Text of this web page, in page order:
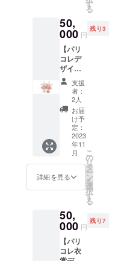
程が決
まり次
第お早
めのご
予約を
オスス
メして
おりま
す。 ※
衣裳を
レンタ
ルした
際の往
復送料
は別途
掛かり
ます。
示いた
だく形
となり
ます。
※衣裳の
一覧、
サイズ
につい
ては当
ブラン
ドのHP
をご覧
くださ
い。 ※
通常の
含め、
注文を
いた順
に受注
いたし
ますの
で、ご
希望の
・メー
ルは
2023年
1月中に
ご入力
頂いた
アドレ
スへお
送りす
る予定
です。
※衣裳の
一覧、
サイズ
につい
ブラン
ドのHP
い。 ※
通常の
注文も
含め、
注文を
いたし
ます。
・お礼
のメッ
セージ
をメー
ルにて
お送り
させて
いただ
きま
す。 ☆
お届け
予定：
・ハイ
は2023
年1月1
12月31
日まで
掲載す
る予定
です。
トをお
送りい
たしま
す。 利
用チ
ケット
は１枚
１回限
り、
2023年
12月31
日まで
１年間
使用で
きま
す。 ☆
リター
円でレ
ンタル
衣裳が
利用で
きるチ
ターン
との組
み合わ
せや 支
援額の
上乗せ
も大歓
迎で
す。い
ただい
たお金
は大切
に使わ
せてい
ただき
ます。
パリコ
の力を
貸して
くださ
い！ よ
ろしく
す
る
50,
000 円
残り3
【パリ
コレデ
ザイン
のミニ
チュ
チュ】
パリコ
レに出
演する
バレエ
衣裳の
ミニ
チュ
チュを
お作り
して、
いたし
ます。
ミニ
チュ
チュは
支援
者：
2人
お届
け予
定：
2023
年11
月
詳細を見る
こ
の
リ
タ
ー
ン
を
選
択
す
る
50,
000 円
残り7
【パリ
コレ衣